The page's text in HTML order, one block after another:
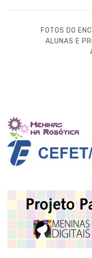
NEXT
POST
FOTOS DO
ALUNAS E